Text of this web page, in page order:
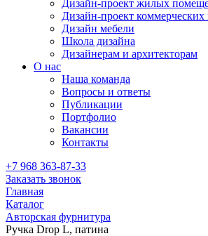
Дизайн-проект жилых
Дизайн-проект
Дизайн мебели
Школа дизайна
Дизайнерам и архитекторам
О нас
Наша команда
Вопросы и ответы
Публикации
Портфолио
Вакансии
Контакты
+7 968 363-87-33
Заказать звонок
Главная
Каталог
Авторская фурнитура
Ручка Drop L, патина